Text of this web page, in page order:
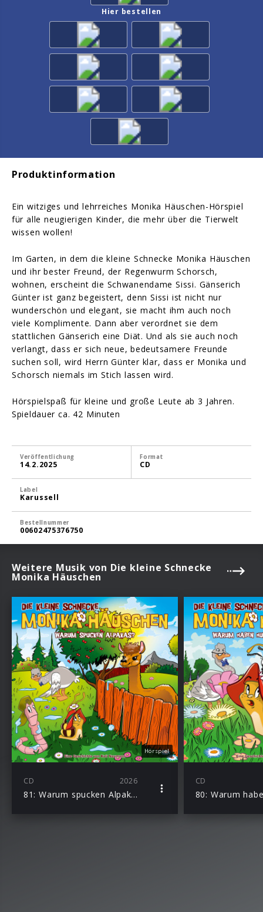
Hier bestellen
Produktinformation
Ein witziges und lehrreiches Monika Häuschen-Hörspiel
für alle neugierigen Kinder, die mehr über die Tierwelt
wissen wollen!
Im Garten, in dem die kleine Schnecke Monika Häuschen
und ihr bester Freund, der Regenwurm Schorsch,
wohnen, erscheint die Schwanendame Sissi. Gänserich
Günter ist ganz begeistert, denn Sissi ist nicht nur
wunderschön und elegant, sie macht ihm auch noch
viele Komplimente. Dann aber verordnet sie dem
stattlichen Gänserich eine Diät. Und als sie auch noch
verlangt, dass er sich neue, bedeutsamere Freunde
suchen soll, wird Herrn Günter klar, dass er Monika und
Schorsch niemals im Stich lassen wird.
Hörspielspaß für kleine und große Leute ab 3 Jahren.
Spieldauer ca. 42 Minuten
Veröffentlichung
14.2.2025
Format
CD
Label
Karussell
Bestellnummer
00602475376750
Weitere Musik von Die kleine Schnecke
Monika Häuschen
Hörspiel
CD 2026
81: Warum spucken Alpakas?
CD